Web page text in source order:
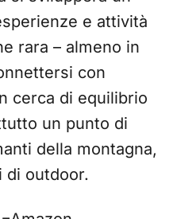
e attività
rara – almeno in
con
cerca di equilibrio
un punto di
della montagna,
di outdoor.